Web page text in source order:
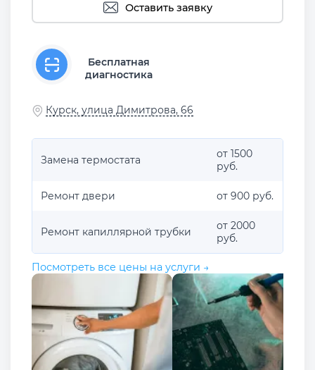
Оставить заявку
Бесплатная
диагностика
Курск, улица Димитрова, 66
Замена термостата
от 1500
руб.
Ремонт двери от 900 руб.
Ремонт капиллярной трубки
от 2000
руб.
Посмотреть все цены на услуги →